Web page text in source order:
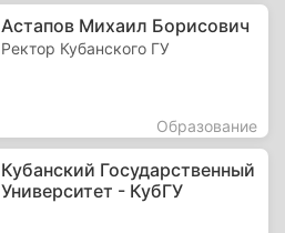
Астапов Михаил Борисович
Ректор Кубанского ГУ
Образование
Кубанский Государственный
Университет - КубГУ